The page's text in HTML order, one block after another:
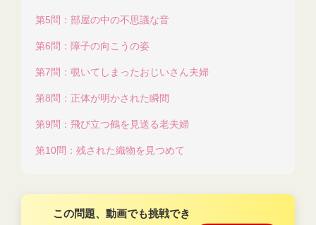
第5問：部屋の中の不思議な音
第6問：障子の向こうの姿
第7問：覗いてしまったおじいさん夫婦
第8問：正体が明かされた瞬間
第9問：飛び立つ鶴を見送る老夫婦
第10問：残された織物を見つめて
この問題、動画でも挑戦でき